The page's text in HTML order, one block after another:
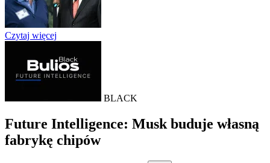
Czytaj więcej
BLACK
Future Intelligence: Musk buduje własną
fabrykę chipów